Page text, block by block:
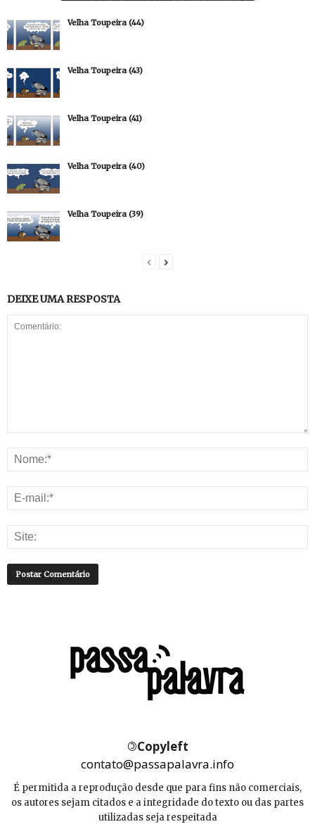
Velha Toupeira (44)
Velha Toupeira (43)
Velha Toupeira (41)
Velha Toupeira (40)
Velha Toupeira (39)
DEIXE UMA RESPOSTA
©Copyleft
contato@passapalavra.info
É permitida a reprodução desde que para fins não comerciais,
os autores sejam citados e a integridade do texto ou das partes
utilizadas seja respeitada